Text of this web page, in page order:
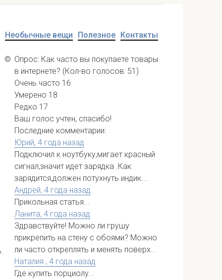
Необычные вещи Полезное Контакты
Опрос: Как часто вы покупаете товары
в интернете? (Кол-во голосов: 51)
Очень часто 16
Умерено 18
Редко 17
Ваш голос учтен, спасибо!
Последние комментарии:
Юрий, 4 года назад
Подключил к ноутбуку,мигает красный
сигнал,значит идет зарядка .Как
зарядится,должен потухнуть индик...
Андрей, 4 года назад
Прикольная статья...
Ланита, 4 года назад
Здравствуйте! Можно ли грушу
прикрепить на стену с обоями? Можно
ли часто откреплять и менять поверх...
Наталия , 4 года назад
Где купить порциолу...
©